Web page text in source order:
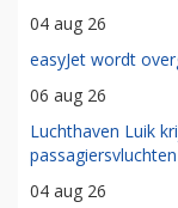
04 aug 26
easyJet wordt
06 aug 26
Luchthaven Luik
04 aug 26